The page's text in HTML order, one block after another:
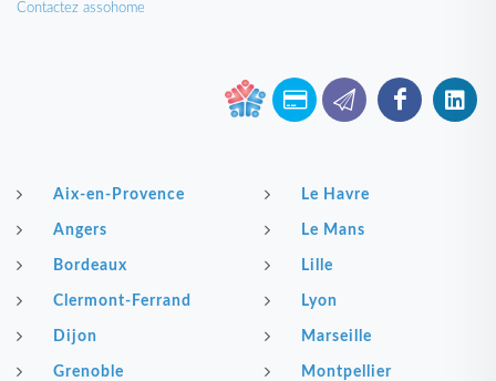
Contactez assohome
Aix-en-Provence
Angers
Bordeaux
Clermont-Ferrand
Dijon
Grenoble
Le Havre
Le Mans
Lille
Lyon
Marseille
Montpellier